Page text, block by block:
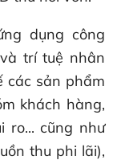
dụng công
trí tuệ nhân
các sản phẩm
khách hàng,
ro... cũng như
thu phi lãi),